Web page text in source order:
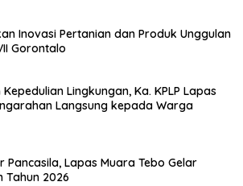
Inovasi Pertanian dan Produk Unggulan
Gorontalo
Lingkungan, Ka. KPLP Lapas
Langsung kepada Warga
Pancasila, Lapas Muara Tebo Gelar
Tahun 2026